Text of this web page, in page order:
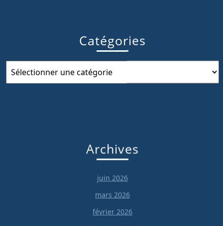
Catégories
Catégories
Archives
juin 2026
mars 2026
février 2026